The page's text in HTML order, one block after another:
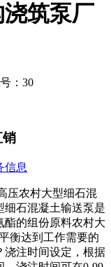
筑泵厂
：30
销
信息
压农村大型细石混
细石混凝土输送泵是
酯的组份原料农村大
衡达到工作需要的
浇注时间设定，根据